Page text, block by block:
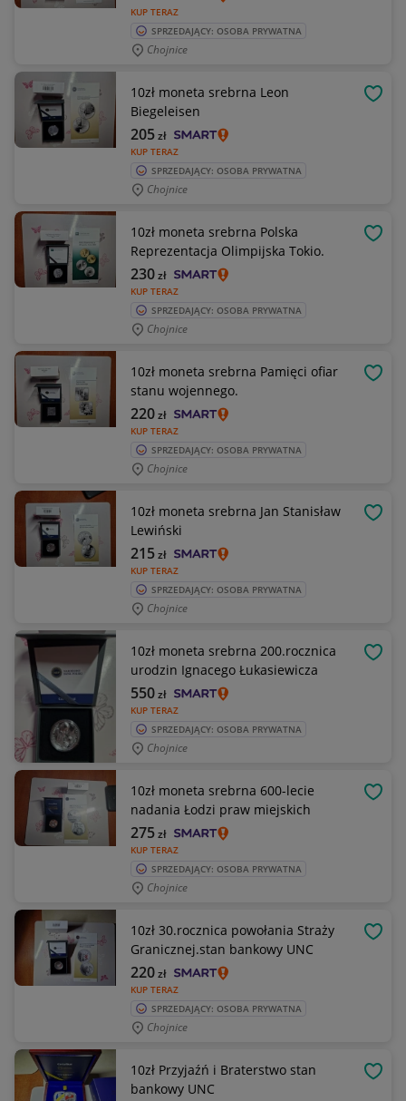
KUP TERAZ
SPRZEDAJĄCY: OSOBA PRYWATNA
Chojnice
10zł moneta srebrna Leon
Biegeleisen
KUP TERAZ
205zł
SPRZEDAJĄCY: OSOBA PRYWATNA
Chojnice
10zł moneta srebrna Polska
Reprezentacja Olimpijska Tokio.
KUP TERAZ
230zł
SPRZEDAJĄCY: OSOBA PRYWATNA
Chojnice
10zł moneta srebrna Pamięci ofiar
stanu wojennego.
KUP TERAZ
220zł
SPRZEDAJĄCY: OSOBA PRYWATNA
Chojnice
10zł moneta srebrna Jan Stanisław
Lewiński
KUP TERAZ
215zł
SPRZEDAJĄCY: OSOBA PRYWATNA
Chojnice
10zł moneta srebrna 200.rocznica
urodzin Ignacego Łukasiewicza
KUP TERAZ
550zł
SPRZEDAJĄCY: OSOBA PRYWATNA
Chojnice
10zł moneta srebrna 600-lecie
nadania Łodzi praw miejskich
KUP TERAZ
275zł
SPRZEDAJĄCY: OSOBA PRYWATNA
Chojnice
10zł 30.rocznica powołania Straży
Granicznej.stan bankowy UNC
KUP TERAZ
220zł
SPRZEDAJĄCY: OSOBA PRYWATNA
Chojnice
10zł Przyjaźń i Braterstwo stan
bankowy UNC